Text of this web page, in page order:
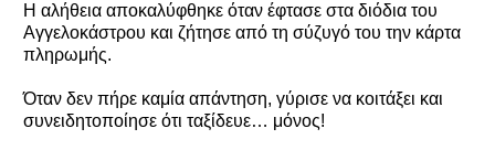
Η αλήθεια αποκαλύφθηκε όταν έφτασε στα διόδια του
Αγγελοκάστρου και ζήτησε από τη σύζυγό του την κάρτα
πληρωμής.
Όταν δεν πήρε καμία απάντηση, γύρισε να κοιτάξει και
συνειδητοποίησε ότι ταξίδευε… μόνος!